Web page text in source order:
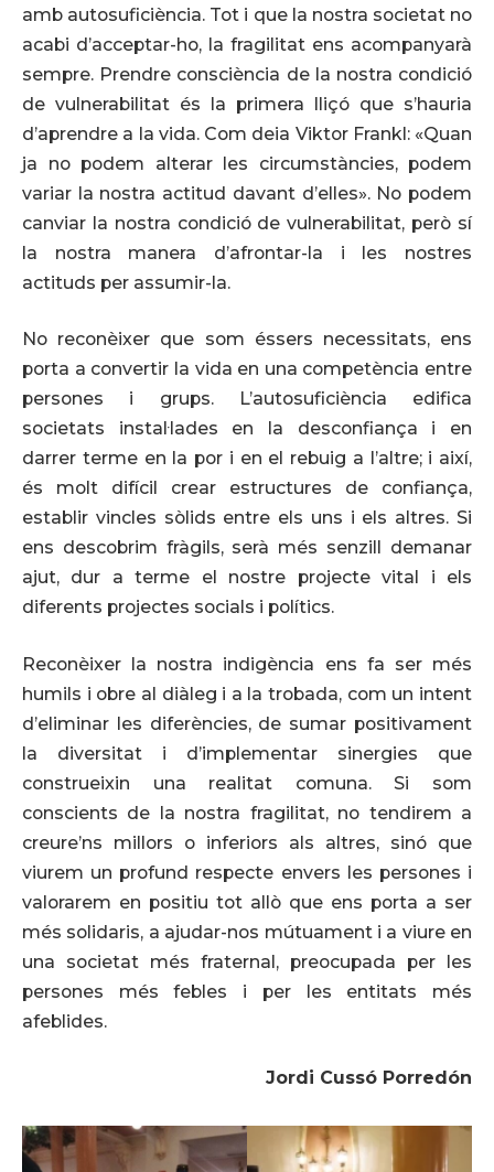
amb autosuficiència. Tot i que la nostra societat no
acabi d’acceptar-ho, la fragilitat ens acompanyarà
sempre. Prendre consciència de la nostra condició
de vulnerabilitat és la primera lliçó que s’hauria
d’aprendre a la vida. Com deia Viktor Frankl: «Quan
ja no podem alterar les circumstàncies, podem
variar la nostra actitud davant d’elles». No podem
canviar la nostra condició de vulnerabilitat, però sí
la nostra manera d’afrontar-la i les nostres
actituds per assumir-la.
No reconèixer que som éssers necessitats, ens
porta a convertir la vida en una competència entre
persones i grups. L’autosuficiència edifica
societats instal·lades en la desconfiança i en
darrer terme en la por i en el rebuig a l’altre; i així,
és molt difícil crear estructures de confiança,
establir vincles sòlids entre els uns i els altres. Si
ens descobrim fràgils, serà més senzill demanar
ajut, dur a terme el nostre projecte vital i els
diferents projectes socials i polítics.
Reconèixer la nostra indigència ens fa ser més
humils i obre al diàleg i a la trobada, com un intent
d’eliminar les diferències, de sumar positivament
la diversitat i d’implementar sinergies que
construeixin una realitat comuna. Si som
conscients de la nostra fragilitat, no tendirem a
creure’ns millors o inferiors als altres, sinó que
viurem un profund respecte envers les persones i
valorarem en positiu tot allò que ens porta a ser
més solidaris, a ajudar-nos mútuament i a viure en
una societat més fraternal, preocupada per les
persones més febles i per les entitats més
afeblides.
Jordi Cussó Porredón